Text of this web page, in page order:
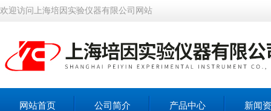
欢迎访问上海培因实验仪器有限公司网站
网站首页 公司简介 产品中心 新闻